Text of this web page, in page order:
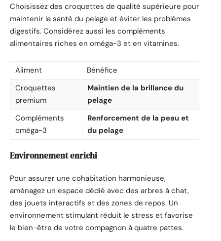
Choisissez des croquettes de qualité supérieure pour
maintenir la santé du pelage et éviter les problèmes
digestifs. Considérez aussi les compléments
alimentaires riches en oméga-3 et en vitamines.
Aliment
Bénéfice
Croquettes
premium
Maintien de la brillance du
pelage
Compléments
oméga-3
Renforcement de la peau et
du pelage
Environnement enrichi
Pour assurer une cohabitation harmonieuse,
aménagez un espace dédié avec des arbres à chat,
des jouets interactifs et des zones de repos. Un
environnement stimulant réduit le stress et favorise
le bien-être de votre compagnon à quatre pattes.